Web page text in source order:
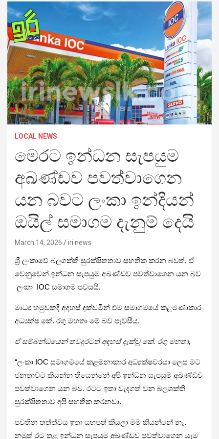
LOCAL NEWS
මෙරට ඉන්ධන සැපයුම
අඛණ්ඩව පවත්වාගෙන
යන බවට ලංකා ඉන්දියන්
ඔයිල් සමාගම දැනුම් දෙයි
March 14, 2026 iri news
ශ්‍රී ලංකාවේ බලශක්ති සුරක්ෂිතතාව සහතික කරන බවත්, ඒ
වෙනුවෙන් ඉන්ධන සැපයුම අඛණ්ඩව පවත්වාගෙන යන බව
ලංකා IOC සමාගම පවසයි.
මාධ්‍ය හමුවකදී අදහස් දක්වමින් එම සමාගමයේ කළමණාකාර
අධ්‍යක්ෂ කේ. රගු මහතා මේ බව පැවසීය.
ඒ සම්බන්ධයෙන් තවදුරටත් අදහස් දැක්වූ කේ. රගු මහතා,
“ලංකා IOC සමාගමයේ කළමනාකාර අධ්‍යක්ෂවරයා ලෙස මට
ජනතාවට කියන්න තියෙන්නේ අපි ඉන්ධන සැපයුම අඛණ්ඩව
පවත්වාගෙන යන බව. රටට ඉතා වැදගත් වන බලශක්ති
සුරක්ෂිතතාව අපි සහතික කරනවා.
පවතින තත්ත්වය ඉතා යහපත් කියලා මම කියන්නේ නෑ.
නමුත් රට තුළ ඉන්ධන සැපයුම අඛණ්ඩව පවත්වාගෙන යෑම